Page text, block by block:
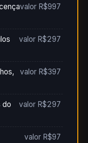
valor R$997
valor R$297
valor R$397
do
valor R$297
valor R$97